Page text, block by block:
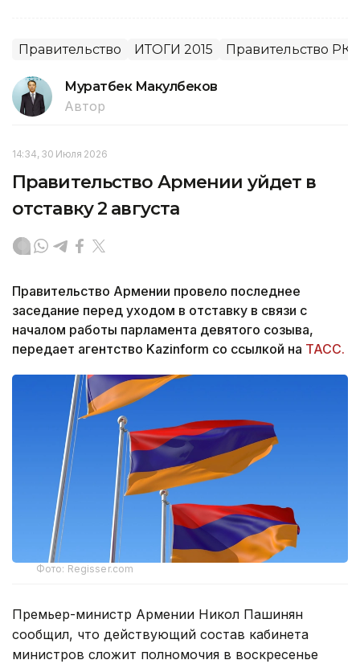
Правительство ИТОГИ 2015 Правительство РК
Муратбек Макулбеков
Автор
14:34, 30 Июля 2026
Правительство Армении уйдет в
отставку 2 августа
Правительство Армении провело последнее
заседание перед уходом в отставку в связи с
началом работы парламента девятого созыва,
передает агентство Kazinform со ссылкой на ТАСС.
Фото: Regisser.com
Премьер-министр Армении Никол Пашинян
сообщил, что действующий состав кабинета
министров сложит полномочия в воскресенье